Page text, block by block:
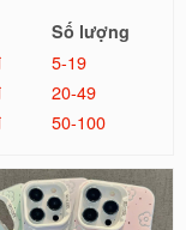
Số lượng
5-19
20-49
50-100